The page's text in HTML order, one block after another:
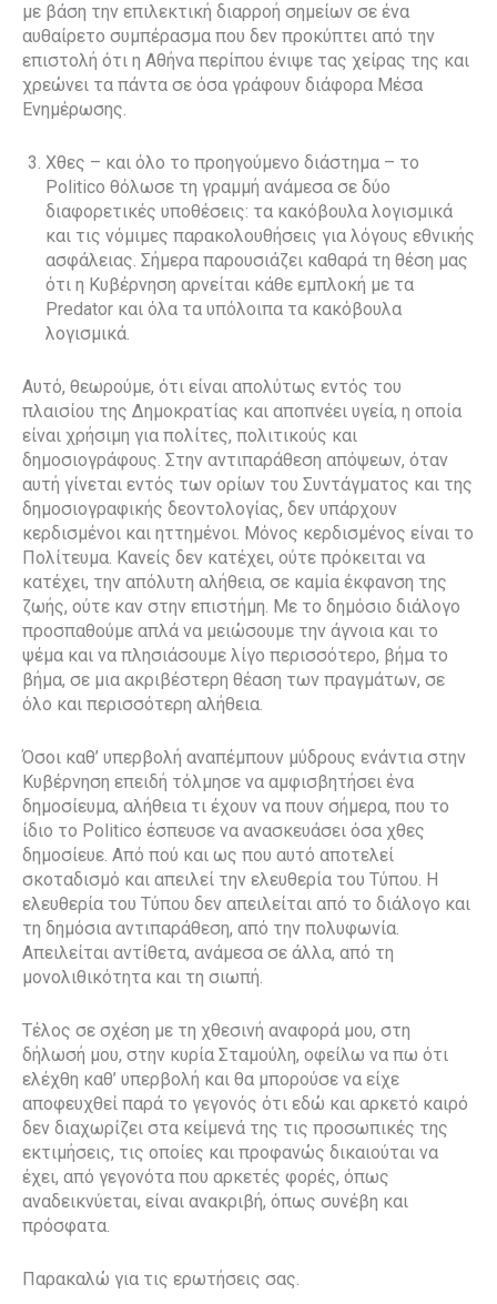
με βάση την επιλεκτική διαρροή σημείων σε ένα
αυθαίρετο συμπέρασμα που δεν προκύπτει από την
επιστολή ότι η Αθήνα περίπου ένιψε τας χείρας της και
χρεώνει τα πάντα σε όσα γράφουν διάφορα Μέσα
Ενημέρωσης.
Χθες – και όλο το προηγούμενο διάστημα – το
Politico θόλωσε τη γραμμή ανάμεσα σε δύο
διαφορετικές υποθέσεις: τα κακόβουλα λογισμικά
και τις νόμιμες παρακολουθήσεις για λόγους εθνικής
ασφάλειας. Σήμερα παρουσιάζει καθαρά τη θέση μας
ότι η Κυβέρνηση αρνείται κάθε εμπλοκή με τα
Predator και όλα τα υπόλοιπα τα κακόβουλα
λογισμικά.
Αυτό, θεωρούμε, ότι είναι απολύτως εντός του
πλαισίου της Δημοκρατίας και αποπνέει υγεία, η οποία
είναι χρήσιμη για πολίτες, πολιτικούς και
δημοσιογράφους. Στην αντιπαράθεση απόψεων, όταν
αυτή γίνεται εντός των ορίων του Συντάγματος και της
δημοσιογραφικής δεοντολογίας, δεν υπάρχουν
κερδισμένοι και ηττημένοι. Μόνος κερδισμένος είναι το
Πολίτευμα. Κανείς δεν κατέχει, ούτε πρόκειται να
κατέχει, την απόλυτη αλήθεια, σε καμία έκφανση της
ζωής, ούτε καν στην επιστήμη. Με το δημόσιο διάλογο
προσπαθούμε απλά να μειώσουμε την άγνοια και το
ψέμα και να πλησιάσουμε λίγο περισσότερο, βήμα το
βήμα, σε μια ακριβέστερη θέαση των πραγμάτων, σε
όλο και περισσότερη αλήθεια.
Όσοι καθ’ υπερβολή αναπέμπουν μύδρους ενάντια στην
Κυβέρνηση επειδή τόλμησε να αμφισβητήσει ένα
δημοσίευμα, αλήθεια τι έχουν να πουν σήμερα, που το
ίδιο το Politico έσπευσε να ανασκευάσει όσα χθες
δημοσίευε. Από πού και ως που αυτό αποτελεί
σκοταδισμό και απειλεί την ελευθερία του Τύπου. Η
ελευθερία του Τύπου δεν απειλείται από το διάλογο και
τη δημόσια αντιπαράθεση, από την πολυφωνία.
Απειλείται αντίθετα, ανάμεσα σε άλλα, από τη
μονολιθικότητα και τη σιωπή.
Τέλος σε σχέση με τη χθεσινή αναφορά μου, στη
δήλωσή μου, στην κυρία Σταμούλη, οφείλω να πω ότι
ελέχθη καθ’ υπερβολή και θα μπορούσε να είχε
αποφευχθεί παρά το γεγονός ότι εδώ και αρκετό καιρό
δεν διαχωρίζει στα κείμενά της τις προσωπικές της
εκτιμήσεις, τις οποίες και προφανώς δικαιούται να
έχει, από γεγονότα που αρκετές φορές, όπως
αναδεικνύεται, είναι ανακριβή, όπως συνέβη και
πρόσφατα.
Παρακαλώ για τις ερωτήσεις σας.